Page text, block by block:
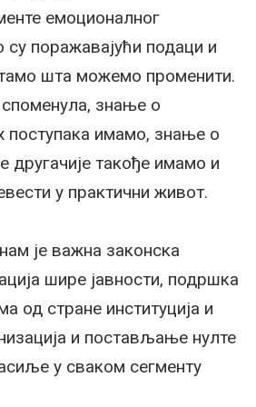
емоционалног
поражавајући подаци и
шта можемо променити.
знање о
поступака имамо, знање о
такође имамо и
у практични живот.
је важна законска
шире јавности, подршка
од стране институција и
и постављање нулте
у сваком сегменту